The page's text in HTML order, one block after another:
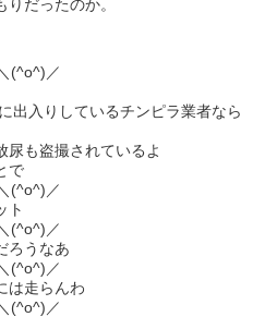
だったのか。
(^o^)／
出入りしているチンピラ業者なら
尿も盗撮されているよ
で
(^o^)／
ト
(^o^)／
ろうなあ
(^o^)／
は走らんわ
(^o^)／